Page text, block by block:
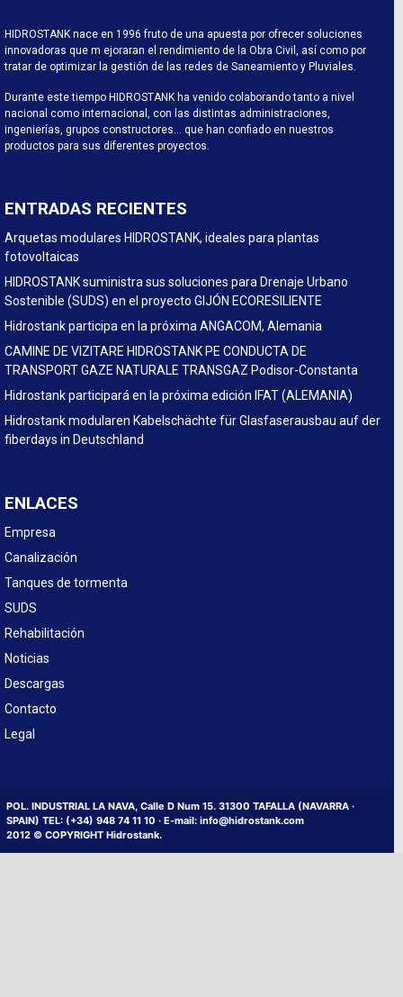
HIDROSTANK nace en 1996 fruto de una apuesta por ofrecer soluciones
innovadoras que m ejoraran el rendimiento de la Obra Civil, así como por
tratar de optimizar la gestión de las redes de Saneamiento y Pluviales.
Durante este tiempo HIDROSTANK ha venido colaborando tanto a nivel
nacional como internacional, con las distintas administraciones,
ingenierías, grupos constructores… que han confiado en nuestros
productos para sus diferentes proyectos.
ENTRADAS RECIENTES
Arquetas modulares HIDROSTANK, ideales para plantas
fotovoltaicas
HIDROSTANK suministra sus soluciones para Drenaje Urbano
Sostenible (SUDS) en el proyecto GIJÓN ECORESILIENTE
Hidrostank participa en la próxima ANGACOM, Alemania
CAMINE DE VIZITARE HIDROSTANK PE CONDUCTA DE
TRANSPORT GAZE NATURALE TRANSGAZ Podisor-Constanta
Hidrostank participará en la próxima edición IFAT (ALEMANIA)
Hidrostank modularen Kabelschächte für Glasfaserausbau auf der
fiberdays in Deutschland
ENLACES
Empresa
Canalización
Tanques de tormenta
SUDS
Rehabilitación
Noticias
Descargas
Contacto
Legal
POL. INDUSTRIAL LA NAVA, Calle D Num 15. 31300 TAFALLA (NAVARRA ·
SPAIN) TEL: (+34) 948 74 11 10 · E-mail: info@hidrostank.com
2012 © COPYRIGHT Hidrostank.